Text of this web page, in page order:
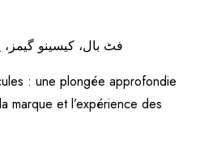
فٹ بال، کیسینو گیمز،
: une plongée approfondie
marque et l’expérience des